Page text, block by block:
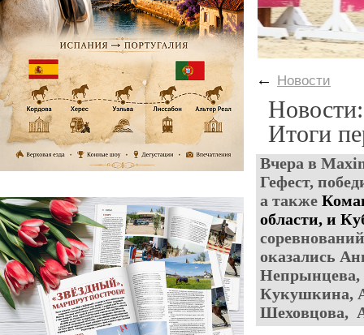
← Новости
Итоги
Вчера в
Гефест,
а также
области, и
оказались
Непрынцева,
Кукушкина,
Шеховцова,